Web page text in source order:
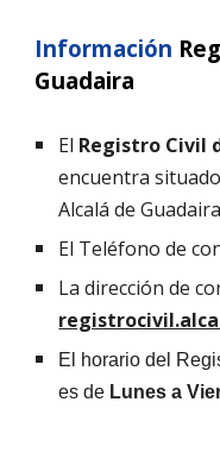
Información
Guadaira
El Registro Civil
encuentra
Alcalá de
El Teléfono de
La dirección de
El horario del
es de Lunes a